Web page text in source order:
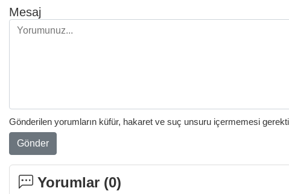
Mesaj
Gönderilen yorumların küfür, hakaret ve suç unsuru içermemesi
Gönder
Yorumlar (0)